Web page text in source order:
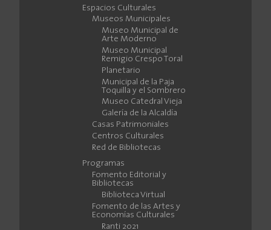
Espacios Culturales
Museos Municipales
Museo Municipal de
Arte Moderno
Museo Municipal
Remigio Crespo Toral
Planetario
Municipal de la Paja
Toquilla y el Sombrero
Museo Catedral Vieja
Galería de la Alcaldía
Casas Patrimoniales
Centros Culturales
Red de Bibliotecas
Programas
Fomento Editorial y
Bibliotecas
Biblioteca Virtual
Fomento de las Artes y
Economías Culturales
Ranti 2021